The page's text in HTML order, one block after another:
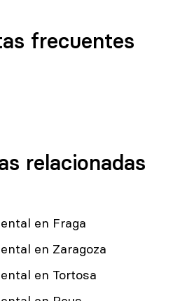
frecuentes
relacionadas
en Fraga
en Zaragoza
en Tortosa